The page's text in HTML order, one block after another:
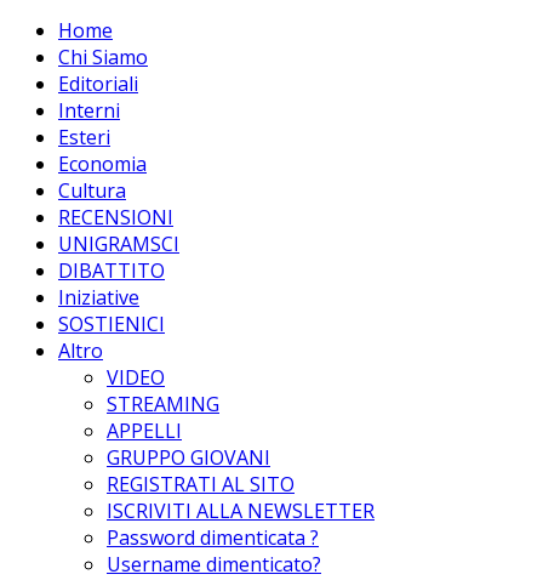
Home
Chi Siamo
Editoriali
Interni
Esteri
Economia
Cultura
RECENSIONI
UNIGRAMSCI
DIBATTITO
Iniziative
SOSTIENICI
Altro
VIDEO
STREAMING
APPELLI
GRUPPO GIOVANI
REGISTRATI AL SITO
ISCRIVITI ALLA NEWSLETTER
Password dimenticata ?
Username dimenticato?